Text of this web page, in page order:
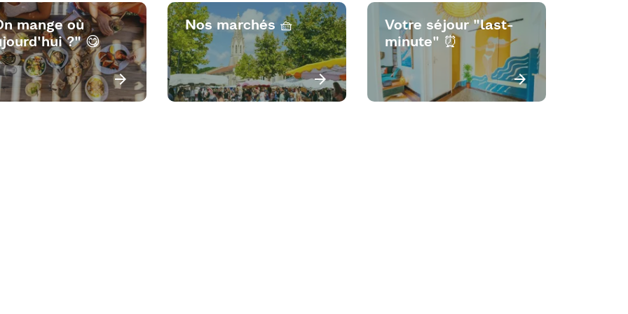
mange où
?" 😋
Nos marchés 🧺
Votre séjour "last-
minute" ⏰